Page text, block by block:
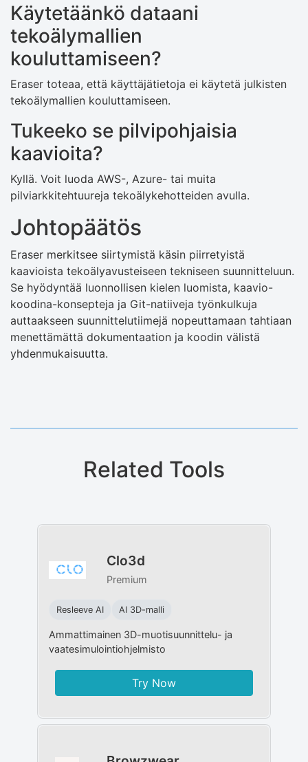
Käytetäänkö dataani
tekoälymallien
kouluttamiseen?
Eraser toteaa, että käyttäjätietoja ei käytetä julkisten
tekoälymallien kouluttamiseen.
Tukeeko se pilvipohjaisia ​​
kaavioita?
Kyllä. Voit luoda AWS-, Azure- tai muita
pilviarkkitehtuureja tekoälykehotteiden avulla.
Johtopäätös
Eraser merkitsee siirtymistä käsin piirretyistä
kaavioista tekoälyavusteiseen tekniseen suunnitteluun.
Se hyödyntää luonnollisen kielen luomista, kaavio-
koodina-konsepteja ja Git-natiiveja työnkulkuja
auttaakseen suunnittelutiimejä nopeuttamaan tahtiaan
menettämättä dokumentaation ja koodin välistä
yhdenmukaisuutta.
Related Tools
Clo3d
Premium
Resleeve AI AI 3D-malli
Ammattimainen 3D-muotisuunnittelu- ja
vaatesimulointiohjelmisto
Try Now